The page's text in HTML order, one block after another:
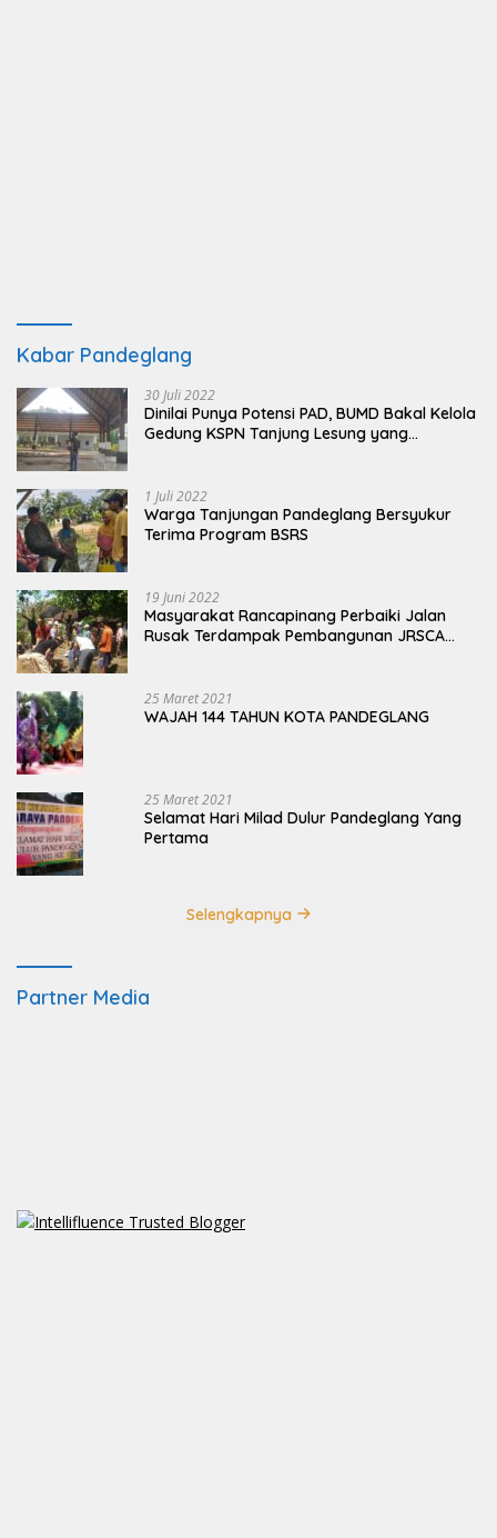
Kabar Pandeglang
30 Juli 2022
Dinilai Punya Potensi PAD, BUMD Bakal Kelola
Gedung KSPN Tanjung Lesung yang
1 Juli 2022
Warga Tanjungan Pandeglang Bersyukur
Terima Program BSRS
19 Juni 2022
Masyarakat Rancapinang Perbaiki Jalan
Rusak Terdampak Pembangunan JRSCA
25 Maret 2021
WAJAH 144 TAHUN KOTA PANDEGLANG
25 Maret 2021
Selamat Hari Milad Dulur Pandeglang Yang
Pertama
Selengkapnya
Partner Media